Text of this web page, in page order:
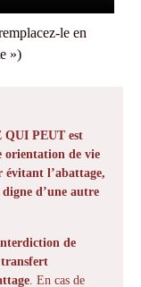
le en
»)
QUI PEUT est
orientation de vie
évitant l’abattage,
d’une autre
de
transfert
. En cas de